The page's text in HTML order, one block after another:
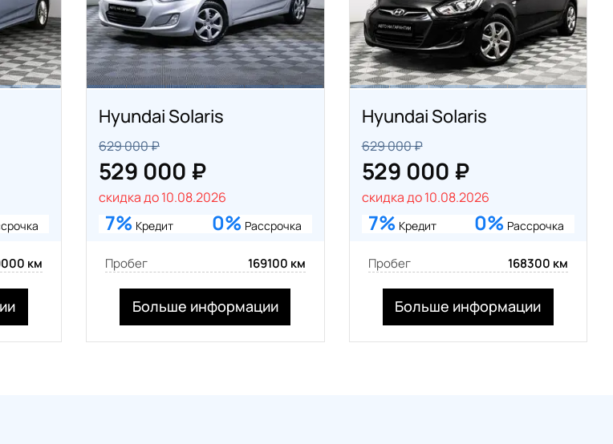
км
Hyundai Solaris
629 000 ₽
529 000 ₽
скидка до 10.08.2026
7% Кредит 0% Рассрочка
Пробег 169100 км
Больше информации
Hyundai Solaris
629 000 ₽
529 000 ₽
скидка до 10.08.2026
7% Кредит 0% Рассрочка
Пробег 168300 км
Больше информации